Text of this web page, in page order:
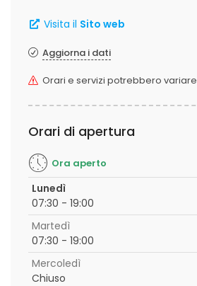
Visita il Sito web
Aggiorna i dati
Orari e servizi potrebbero variare
Orari di apertura
Ora aperto
Lunedì
07:30 - 19:00
Martedì
07:30 - 19:00
Mercoledì
Chiuso